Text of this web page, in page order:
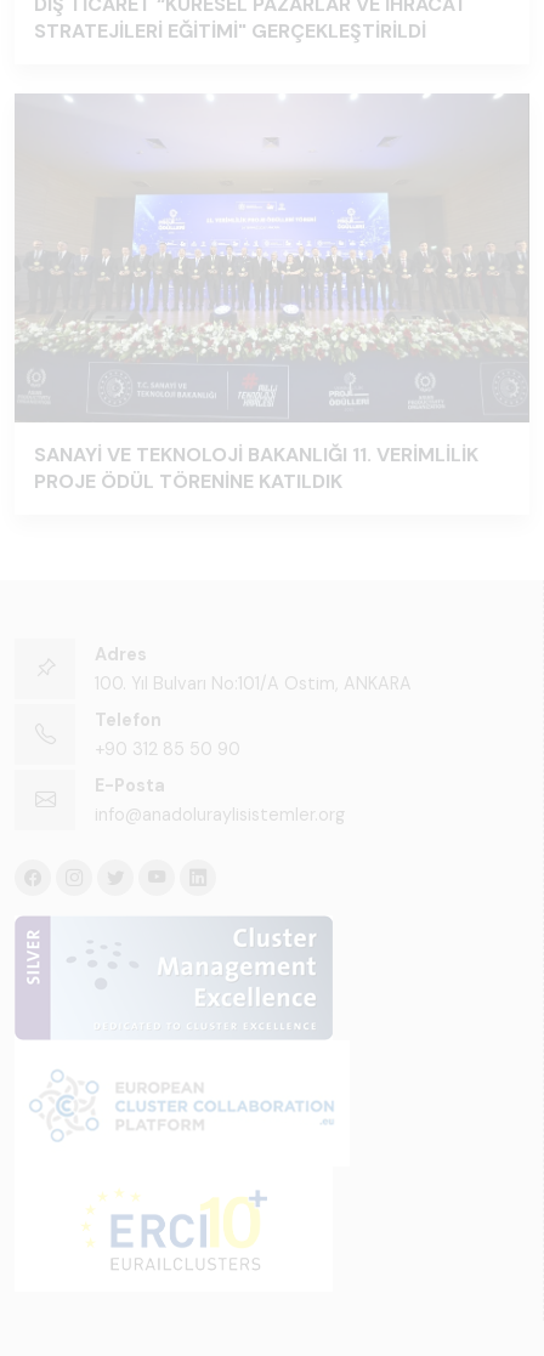
STRATEJİLERİ EĞİTİMİ" GERÇEKLEŞTİRİLDİ
SANAYİ VE TEKNOLOJİ BAKANLIĞI 11. VERİMLİLİK
PROJE ÖDÜL TÖRENİNE KATILDIK
Adres
100. Yıl Bulvarı No:101/A Ostim, ANKARA
Telefon
+90 312 85 50 90
E-Posta
info@anadoluraylisistemler.org